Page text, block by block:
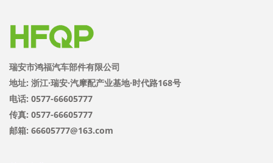
瑞安市鸿福汽车部件有限公司
地址: 浙江·瑞安·汽摩配产业基地·时代路168号
电话: 0577-66605777
传真: 0577-66605777
邮箱: 66605777@163.com